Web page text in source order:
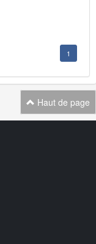
1
Haut de page